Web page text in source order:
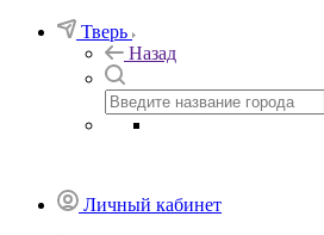
Тверь
Назад
Личный кабинет